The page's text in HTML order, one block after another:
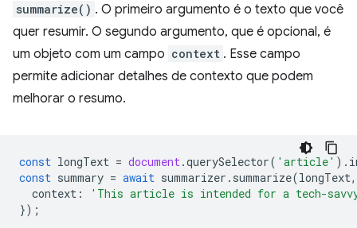
summarize() . O primeiro argumento é o texto que você
quer resumir. O segundo argumento, que é opcional, é
um objeto com um campo context . Esse campo
permite adicionar detalhes de contexto que podem
melhorar o resumo.
const longText = document.querySelector( 'article' ).
const summary = await summarizer . summarize(longText,
context :
'This article is intended for a tech-
});